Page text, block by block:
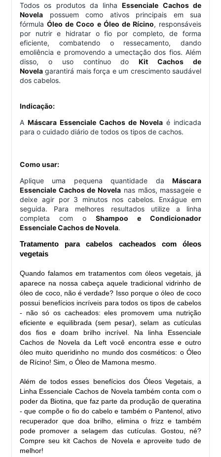
Todos os produtos da linhaEssenciale Cachos de
Novela possuem como ativos principais em sua
fórmulaÓleo de Coco e Óleo de Rícino, responsáveis
por nutrir e hidratar o fio por completo, de forma
eficiente, combatendo o ressecamento, dando
emoliência e promovendo a umectação dos fios. Além
disso, o uso contínuo doKit Cachos de
Novela garantirá mais força e um crescimento saudável
dos cabelos.
Indicação:
A Máscara Essenciale Cachos de Novela é indicada
para o cuidado diário de todos os tipos de cachos.
Como usar:
Aplique uma pequena quantidade da Máscara
Essenciale Cachos de Novela nas mãos, massageie e
deixe agir por 3 minutos nos cabelos. Enxágue em
seguida. Para melhores resultados utilize a linha
completa com o Shampoo e Condicionador
Essenciale Cachos de Novela.
Tratamento para cabelos cacheados com óleos
vegetais
Quando falamos em tratamentos com óleos vegetais, já
aparece na nossa cabeça aquele tradicional vidrinho de
óleo de coco, não é verdade? Isso porque o óleo de coco
possui benefícios incríveis para todos os tipos de cabelos
- não só os cacheados: eles promovem uma nutrição
eficiente e equilibrada (sem pesar), selam as cutículas
dos fios e doam brilho incrível. Na linha Essenciale
Cachos de Novela da Left você encontra esse e outro
óleo muito queridinho no mundo dos cosméticos: o Óleo
de Rícino! Sim, o Óleo de Mamona mesmo.
Além de todos esses benefícios dos Óleos Vegetais, a
Linha Essenciale Cachos de Novela também conta com o
poder da Biotina, que faz parte da produção de queratina
- que compõe o fio do cabelo e também o Pantenol, ativo
recuperador que doa brilho, elimina o frizz e também
pode promover a selagem das cutículas. Gostou, né?
Compre seu kit Cachos de Novela e aproveite tudo de
melhor!